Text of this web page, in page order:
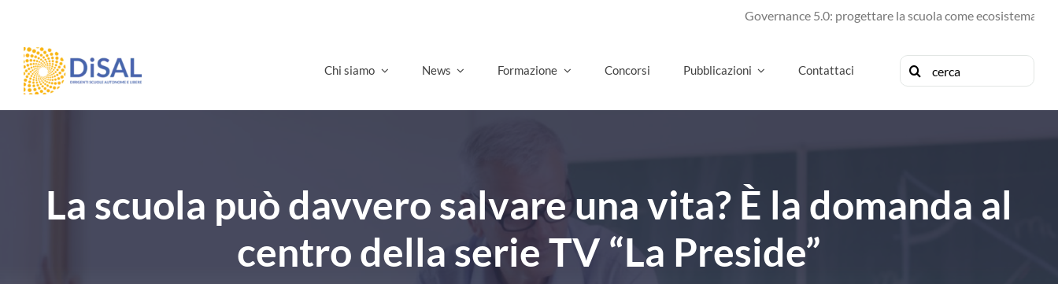
contenuto
Governance 5.0: progettare la scuola come ecosistema di futuro
Chi siamo News Formazione Concorsi Pubblicazioni Contattaci
Cerca
per:
La scuola può davvero salvare una vita? È la domanda al
centro della serie TV “La Preside”